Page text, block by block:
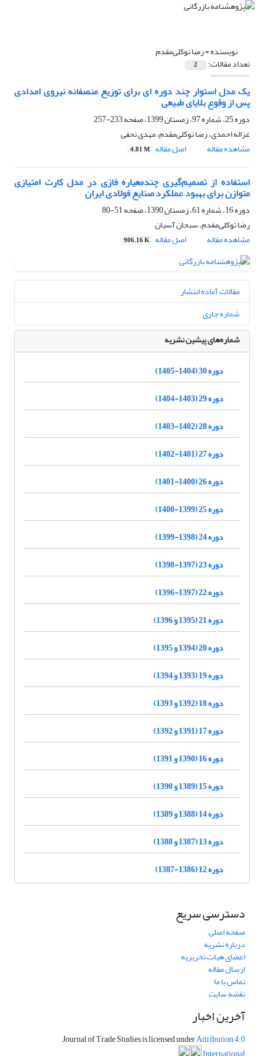
نویسنده =رضا توکلی‌مقدم
تعداد مقالات: 2
یک مدل استوار چند دوره ای برای توزیع منصفانه نیروی امدادی
پس از وقوع بلایای طبیعی
دوره 25، شماره 97، زمستان 1399، صفحه
233-257
غزاله احمدی، رضا توکلی‌مقدم، مهدی نحفی
مشاهده مقاله
اصل مقاله 4.81 M
استفاده از تصمیم‌گیری چندمعیاره فازی در مدل کارت امتیازی
متوازن برای بهبود عملکرد صنایع فولادی ایران
دوره 16، شماره 61، زمستان 1390، صفحه
51-80
رضا توکلی‌مقدم، سبحان آسیان
مشاهده مقاله
اصل مقاله 906.16 K
مقالات آماده انتشار
شماره جاری
شماره‌های پیشین نشریه
دوره 30 (1404-1405)
دوره 29 (1403-1404)
دوره 28 (1402-1403)
دوره 27 (1401-1402)
دوره 26 (1400-1401)
دوره 25 (1399-1400)
دوره 24 (1398-1399)
دوره 23 (1397-1398)
دوره 22 (1397-1396)
دوره 21 (1395 و 1396)
دوره 20 (1394 و 1395)
دوره 19 (1393 و 1394)
دوره 18 (1392 و 1393)
دوره 17 (1391 و 1392)
دوره 16 (1390 و 1391)
دوره 15 (1389 و 1390)
دوره 14 (1388 و 1389)
دوره 13 (1387 و 1388)
دوره 12 (1386-1387)
دسترسی سریع
صفحه اصلی
درباره نشریه
اعضای هیات تحریریه
ارسال مقاله
تماس با ما
نقشه سایت
آخرین اخبار
Journal of Trade Studies is licensed underAttribution 4.0